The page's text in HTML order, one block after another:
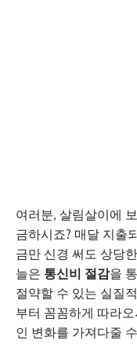
여러분, 살림살이에
금하시죠? 매달 지출
금만 신경 써도 상당
늘은 통신비 절감을
절약할 수 있는 실질
부터 꼼꼼하게 따라
인 변화를 가져다줄